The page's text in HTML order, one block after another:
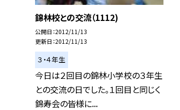
錦林校との交流（1112)
公開日 2012/11/13
更新日 2012/11/13
３・４年生
今日は２回目の錦林小学校の３年生
との交流の日でした。１回目と同じく
錦寿会の皆様に...